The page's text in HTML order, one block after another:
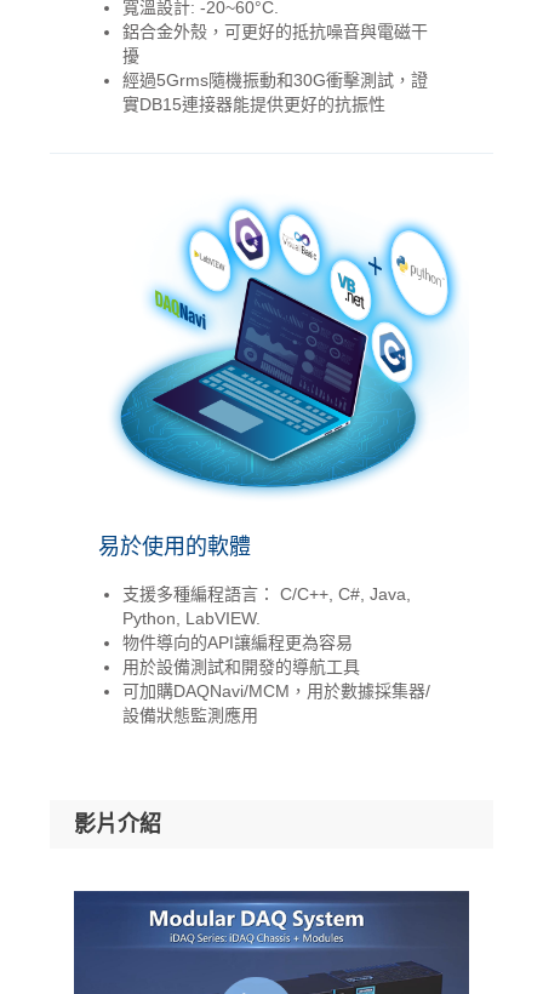
寬溫設計: -20~60°C.
鋁合金外殼，可更好的抵抗噪音與電磁干
擾
經過5Grms隨機振動和30G衝擊測試，證
實DB15連接器能提供更好的抗振性
易於使用的軟體
支援多種編程語言： C/C++, C#, Java,
Python, LabVIEW.
物件導向的API讓編程更為容易
用於設備測試和開發的導航工具
可加購DAQNavi/MCM，用於數據採集器/
設備狀態監測應用
影片介紹